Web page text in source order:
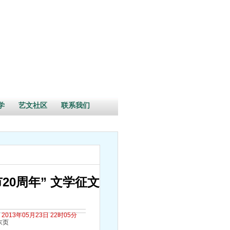
艺文社区 联系我们
周年” 文学征文
2013年05月23日 22时05分
页